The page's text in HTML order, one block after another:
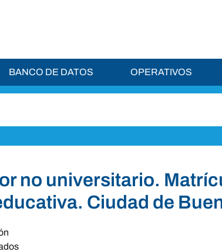
BANCO DE DATOS OPERATIVOS
no universitario.
Ciudad de